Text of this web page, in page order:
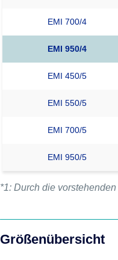
EMI 700/4
EMI 950/4
EMI 450/5
EMI 550/5
EMI 700/5
EMI 950/5
*1: Durch die
Größenübersicht